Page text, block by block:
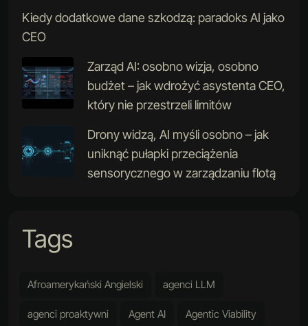
Kiedy dodatkowe dane szkodzą: paradoks AI jako
CEO
Zarząd AI: osobno wizja, osobno
budżet – jak wdrożyć asystenta CEO,
który nie przestrzeli limitów
Drony widzą, AI myśli osobno – jak
uniknąć pułapki przeciążenia
sensorycznego w zarządzaniu flotą
Tags
Afroamerykański Angielski agenci LLM
agenci proaktywni Agent AI Agentic Viability